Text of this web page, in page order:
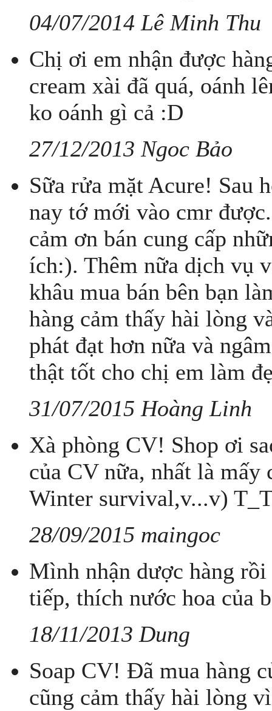
04/07/2014 Lê Minh Thu
Chị ơi em nhận được
cream xài đã quá, oánh
ko oánh gì cả :D
27/12/2013 Ngoc Bảo
Sữa rửa mặt Acure! Sau
nay tớ mới vào cmr
cảm ơn bán cung cấp
ích:). Thêm nữa dịch vụ
khâu mua bán bên bạn
hàng cảm thấy hài lòng
phát đạt hơn nữa và
thật tốt cho chị em làm
31/07/2015 Hoàng Linh
Xà phòng CV! Shop ơi
của CV nữa, nhất là
Winter survival,v...v)
28/09/2015 maingoc
Mình nhận dược hàng rồi
tiếp, thích nước hoa của
18/11/2013 Dung
Soap CV! Đã mua hàng
cũng cảm thấy hài lòng